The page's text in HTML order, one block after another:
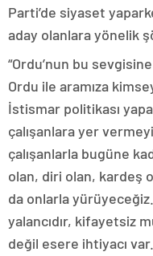
Parti’de siyaset
aday olanlara yönelik
“Ordu’nun bu
Ordu ile aramıza
İstismar politikası
çalışanlara yer
çalışanlarla bugüne
olan, diri olan, kardeş
da onlarla
yalancıdır, kifayetsiz
değil esere ihtiyacı var.